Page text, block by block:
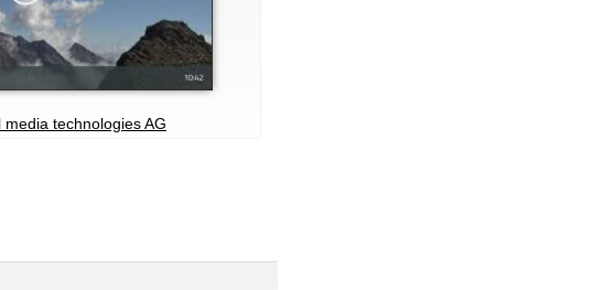
media technologies AG